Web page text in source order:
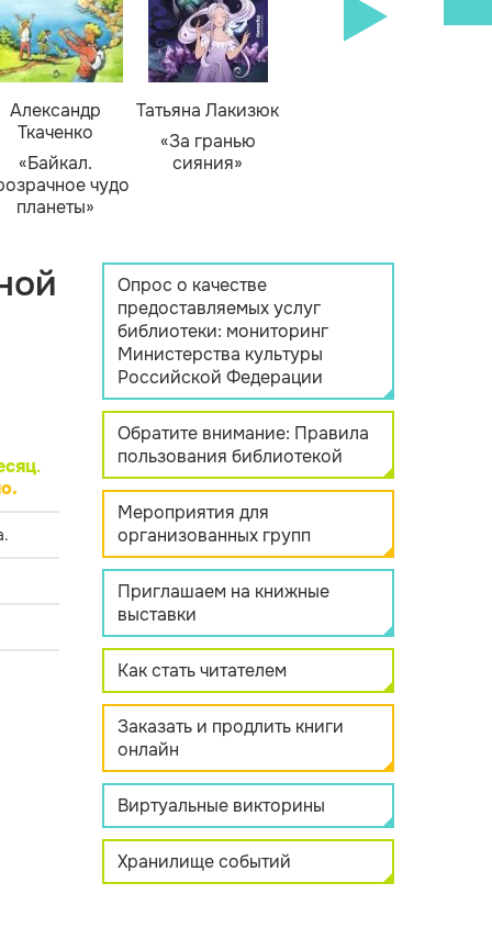
Александр
Ткаченко
«Байкал.
чудо
планеты»
Татьяна Лакизюк
«За гранью
сияния»
.
Опрос о качестве
предоставляемых услуг
библиотеки: мониторинг
Министерства культуры
Российской Федерации
Обратите внимание: Правила
пользования библиотекой
Мероприятия для
организованных групп
Приглашаем на книжные
выставки
Как стать читателем
Заказать и продлить книги
онлайн
Виртуальные викторины
Хранилище событий